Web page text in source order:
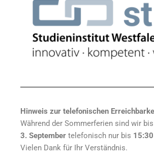
Hinweis zur telefonischen
Während der Sommerferien sind wir
3. September telefonisch nur bis
Vielen Dank für Ihr Verständnis.